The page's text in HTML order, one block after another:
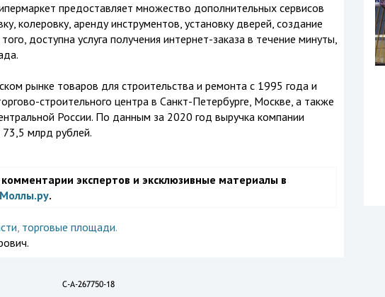
предоставляет множество дополнительных сервисов
колеровку, аренду инструментов, установку дверей, создание
доступна услуга получения интернет-заказа в течение минуты,
рынке товаров для строительства и ремонта с 1995 года и
строительного центра в Санкт-Петербурге, Москве, а также
России. По данным за 2020 год выручка компании
73,5 млрд рублей.
экспертов и эксклюзивные материалы в
.
, торговые площади.
C-A-267750-18